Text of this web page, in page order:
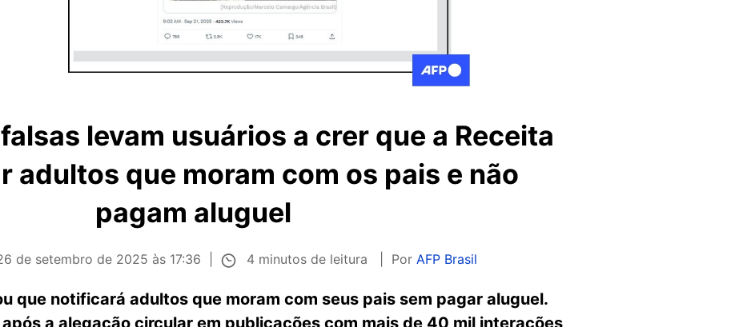
levam usuários a crer que a Receita
adultos que moram com os pais e não
pagam aluguel
de setembro de 2025 às 17:36 4 minutos de leitura Por AFP Brasil
que notificará adultos que moram com seus pais sem pagar aluguel.
a alegação circular em publicações com mais de 40 mil interações